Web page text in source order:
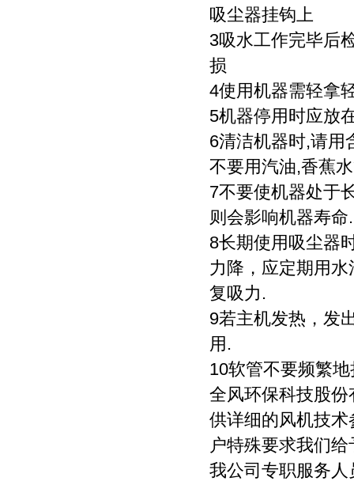
吸尘器挂钩上
3吸水工作完毕后
损
4使用机器需轻拿
5机器停用时应放
6清洁机器时,请用
不要用汽油,香蕉
7不要使机器处于
则会影响机器寿命.
8长期使用吸尘器
力降，应定期用
复吸力.
9若主机发热，发
用.
10软管不要频繁
全风环保科技股
供详细的风机技
户特殊要求我们
我公司专职服务